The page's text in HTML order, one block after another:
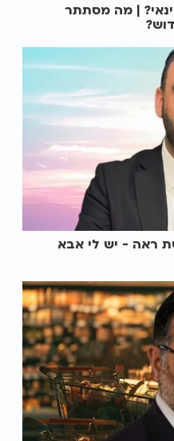
| מה מסתתר
ראה - יש לי אבא